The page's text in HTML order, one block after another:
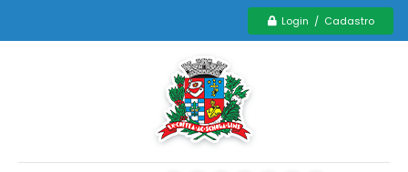
Login / Cadastro